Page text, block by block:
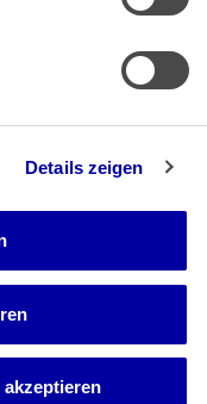
Details zeigen